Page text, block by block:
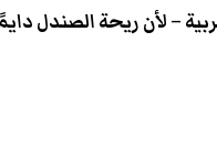
– لأن ريحة الصندل